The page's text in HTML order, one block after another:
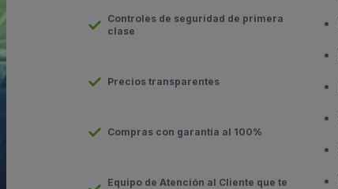
Controles de seguridad de primera
clase
Precios transparentes
Compras con garantía al 100%
Equipo de Atención al Cliente que te